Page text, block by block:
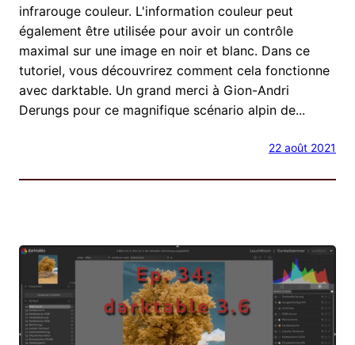
infrarouge couleur. L'information couleur peut
également être utilisée pour avoir un contrôle
maximal sur une image en noir et blanc. Dans ce
tutoriel, vous découvrirez comment cela fonctionne
avec darktable. Un grand merci à Gion-Andri
Derungs pour ce magnifique scénario alpin de...
22 août 2021